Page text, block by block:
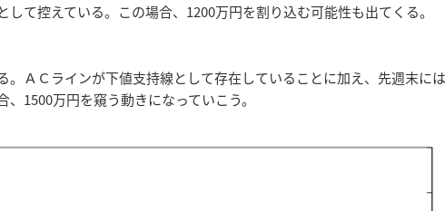
て控えている。この場合、1200万円を割り込む可能性も出てくる。
ＡＣラインが下値支持線として存在していることに加え、先週末には
1500万円を窺う動きになっていこう。